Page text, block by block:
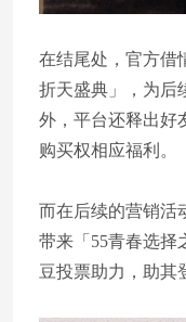
在结尾处，官方借
折天盛典」，为后
外，平台还释出好
购买权相应福利。
而在后续的营销活
带来「55青春选择
豆投票助力，助其